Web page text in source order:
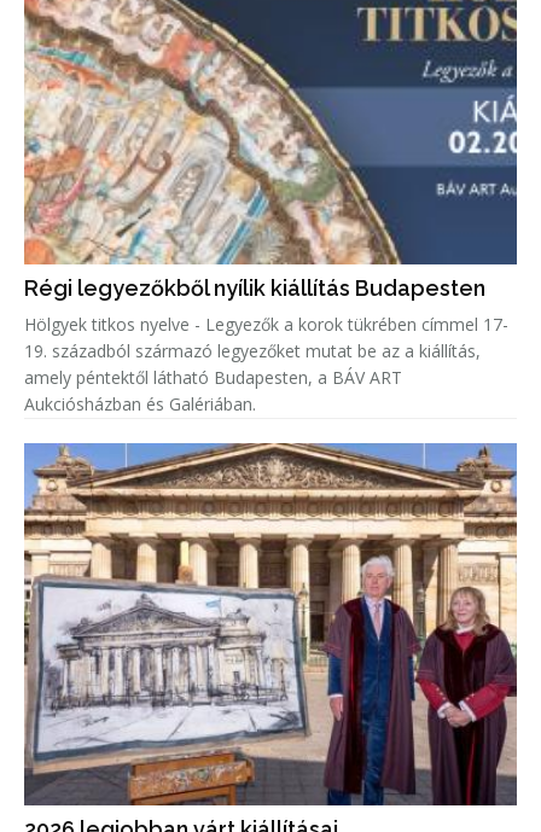
Régi legyezőkből nyílik kiállítás Budapesten
Hölgyek titkos nyelve - Legyezők a korok tükrében címmel 17-
19. századból származó legyezőket mutat be az a kiállítás,
amely péntektől látható Budapesten, a BÁV ART
Aukciósházban és Galériában.